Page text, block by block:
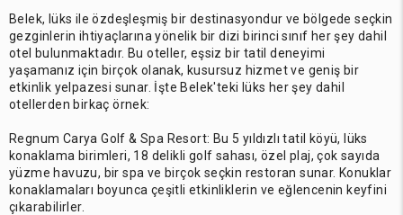
Belek, lüks ile özdeşleşmiş bir destinasyondur ve bölgede seçkin
gezginlerin ihtiyaçlarına yönelik bir dizi birinci sınıf her şey dahil
otel bulunmaktadır. Bu oteller, eşsiz bir tatil deneyimi
yaşamanız için birçok olanak, kusursuz hizmet ve geniş bir
etkinlik yelpazesi sunar. İşte Belek'teki lüks her şey dahil
otellerden birkaç örnek:
Regnum Carya Golf & Spa Resort: Bu 5 yıldızlı tatil köyü, lüks
konaklama birimleri, 18 delikli golf sahası, özel plaj, çok sayıda
yüzme havuzu, bir spa ve birçok seçkin restoran sunar. Konuklar
konaklamaları boyunca çeşitli etkinliklerin ve eğlencenin keyfini
çıkarabilirler.